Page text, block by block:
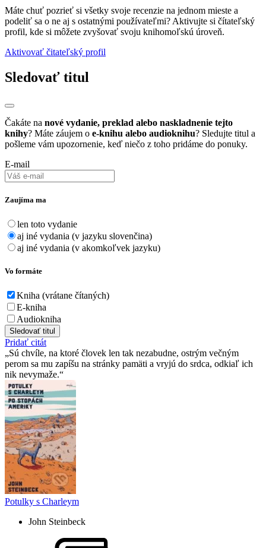
Máte chuť pozrieť si všetky svoje recenzie na jednom mieste a
podeliť sa o ne aj s ostatnými používateľmi? Aktivujte si čítateľský
profil, kde si môžete zvyšovať svoju knihomoľskú úroveň.
Aktivovať čitateľský profil
Sledovať titul
Čakáte na nové vydanie, preklad alebo naskladnenie tejto
knihy? Máte záujem o e-knihu alebo audioknihu? Sledujte titul a
pošleme vám upozornenie, keď niečo z toho pridáme do ponuky.
E-mail
Zaujíma ma
len toto vydanie
aj iné vydania (v jazyku slovenčina)
aj iné vydania (v akomkoľvek jazyku)
Vo formáte
Kniha (vrátane čítaných)
E-kniha
Audiokniha
Sledovať titul
Pridať citát
Sú chvíle, na ktoré človek len tak nezabudne, ostrým večným
perom sa mu zapíšu na stránky pamäti a vryjú do srdca, odkiaľ ich
nik nevymaže.
Potulky s Charleym
John Steinbeck